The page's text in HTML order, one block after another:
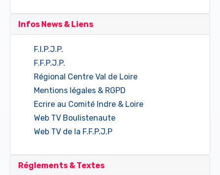
Infos News & Liens
F.I.P.J.P.
F.F.P.J.P.
Régional Centre Val de Loire
Mentions légales & RGPD
Ecrire au Comité Indre & Loire
Web TV Boulistenaute
Web TV de la F.F.P.J.P
Réglements & Textes